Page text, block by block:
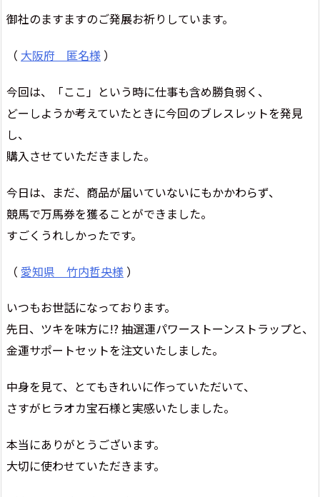
御社のますますのご発展お祈りしています。
（ 大阪府 匿名様 ）
今回は、「ここ」という時に仕事も含め勝負弱く、
どーしようか考えていたときに今回のブレスレットを発見
し、
購入させていただきました。
今日は、まだ、商品が届いていないにもかかわらず、
競馬で万馬券を獲ることができました。
すごくうれしかったです。
（ 愛知県 竹内哲央様 ）
いつもお世話になっております。
先日、ツキを味方に!? 抽選運パワーストーンストラップと、
金運サポートセットを注文いたしました。
中身を見て、とてもきれいに作っていただいて、
さすがヒラオカ宝石様と実感いたしました。
本当にありがとうございます。
大切に使わせていただきます。